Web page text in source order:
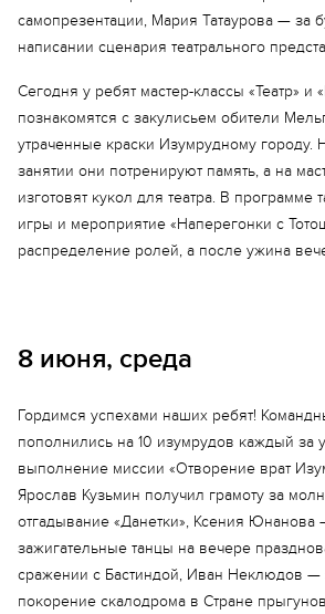
Еще 9 фото
самопрезентации, Мария Татаурова — за
написании сценария театрального
Сегодня у ребят мастер-классы «Театр» и
познакомятся с закулисьем обители
утраченные краски Изумрудному
занятии они потренируют память, а на
изготовят кукол для театра. В
игры и мероприятие «Наперегонки с
распределение ролей, а после ужина
8 июня, среда
Гордимся успехами наших ребят!
пополнились на 10 изумрудов каждый за
выполнение миссии «Отворение врат
Ярослав Кузьмин получил грамоту за
отгадывание «Данетки», Ксения Юнанова
зажигательные танцы на вечере
сражении с Бастиндой, Иван Неклюдов —
покорение скалодрома в Стране